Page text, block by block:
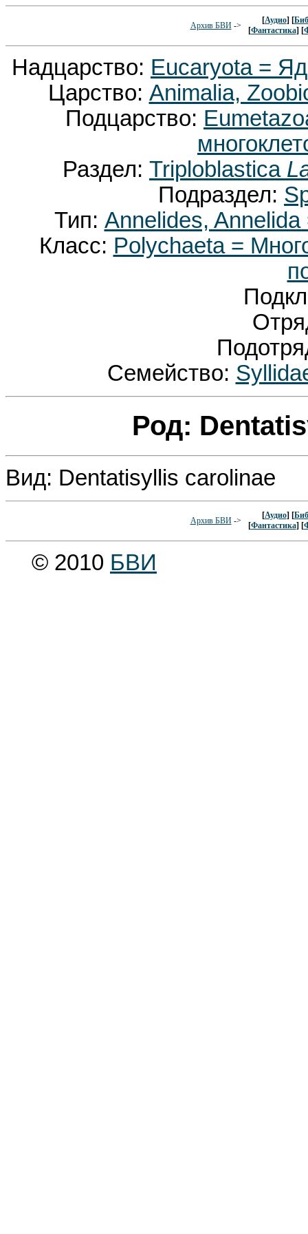
Архив БВИ->
[Аудио] [
[Фантастика] [
Надцарство: Eucaryota =
Царство: Animalia,
Подцарство:
Раздел: Triploblastica
Подраздел:
Тип: Annelides,
Класс: Polychaeta =
Семейство:
Род:
Вид: Dentatisyllis carolinae
Архив БВИ->
[Аудио] [
[Фантастика] [
© 2010 БВИ